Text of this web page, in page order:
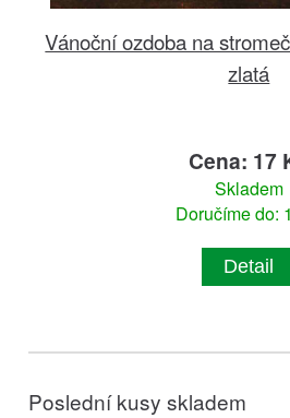
Vánoční ozdoba na
zlatá
Cena: 17
Skladem
Doručíme do:
Detail
Poslední kusy skladem